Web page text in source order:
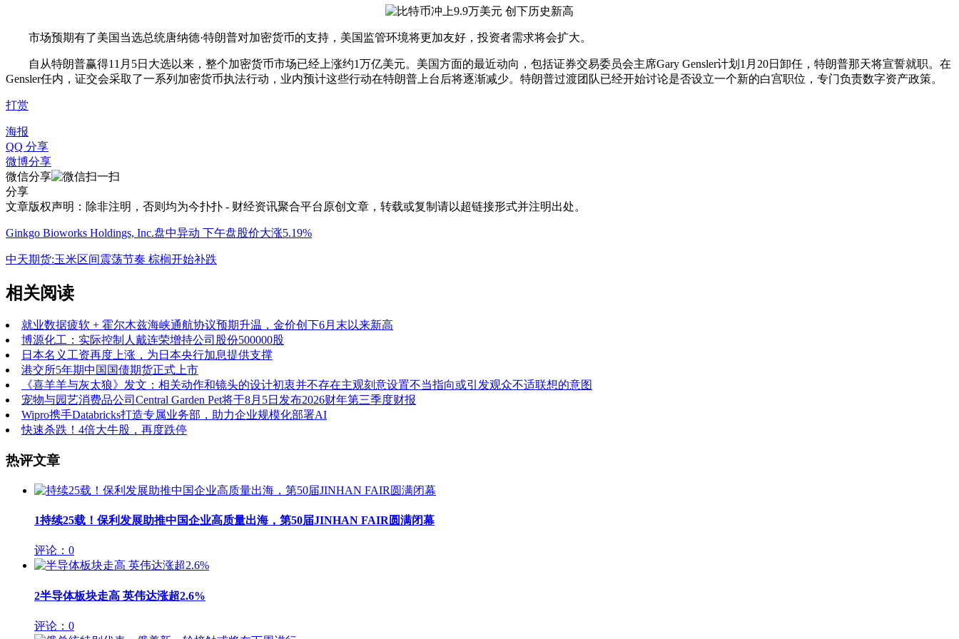
市场预期有了美国当选总统唐纳德·特朗普对加密货币的支持，美国监管环境将更加友好，投资者需求将会扩大。
自从特朗普赢得11月5日大选以来，整个加密货币市场已经上涨约1万亿美元。美国方面的最近动向，包括证券交易委员会主席Gary Gensler计划1月20日卸任，特朗普那天将宣誓就职。在
Gensler任内，证交会采取了一系列加密货币执法行动，业内预计这些行动在特朗普上台后将逐渐减少。特朗普过渡团队已经开始讨论是否设立一个新的白宫职位，专门负责数字资产政策。
打赏
海报
QQ 分享
微博分享
微信分享
分享
文章版权声明：除非注明，否则均为今扑扑 - 财经资讯聚合平台 原创文章，转载或复制请以超链接形式并注明出处。
Ginkgo Bioworks Holdings, Inc.盘中异动 下午盘股价大涨5.19%
中天期货:玉米区间震荡节奏 棕榈开始补跌
相关阅读
就业数据疲软 + 霍尔木兹海峡通航协议预期升温，金价创下6月末以来新高
博源化工：实际控制人戴连荣增持公司股份500000股
日本名义工资再度上涨，为日本央行加息提供支撑
港交所5年期中国国债期货正式上市
《喜羊羊与灰太狼》发文：相关动作和镜头的设计初衷并不存在主观刻意设置不当指向或引发观众不适联想的意图
宠物与园艺消费品公司Central Garden Pet将于8月5日发布2026财年第三季度财报
Wipro携手Databricks打造专属业务部，助力企业规模化部署AI
快速杀跌！4倍大牛股，再度跌停
热评文章
1持续25载！保利发展助推中国企业高质量出海，第50届JINHAN FAIR圆满闭幕
评论：0
2半导体板块走高 英伟达涨超2.6%
评论：0